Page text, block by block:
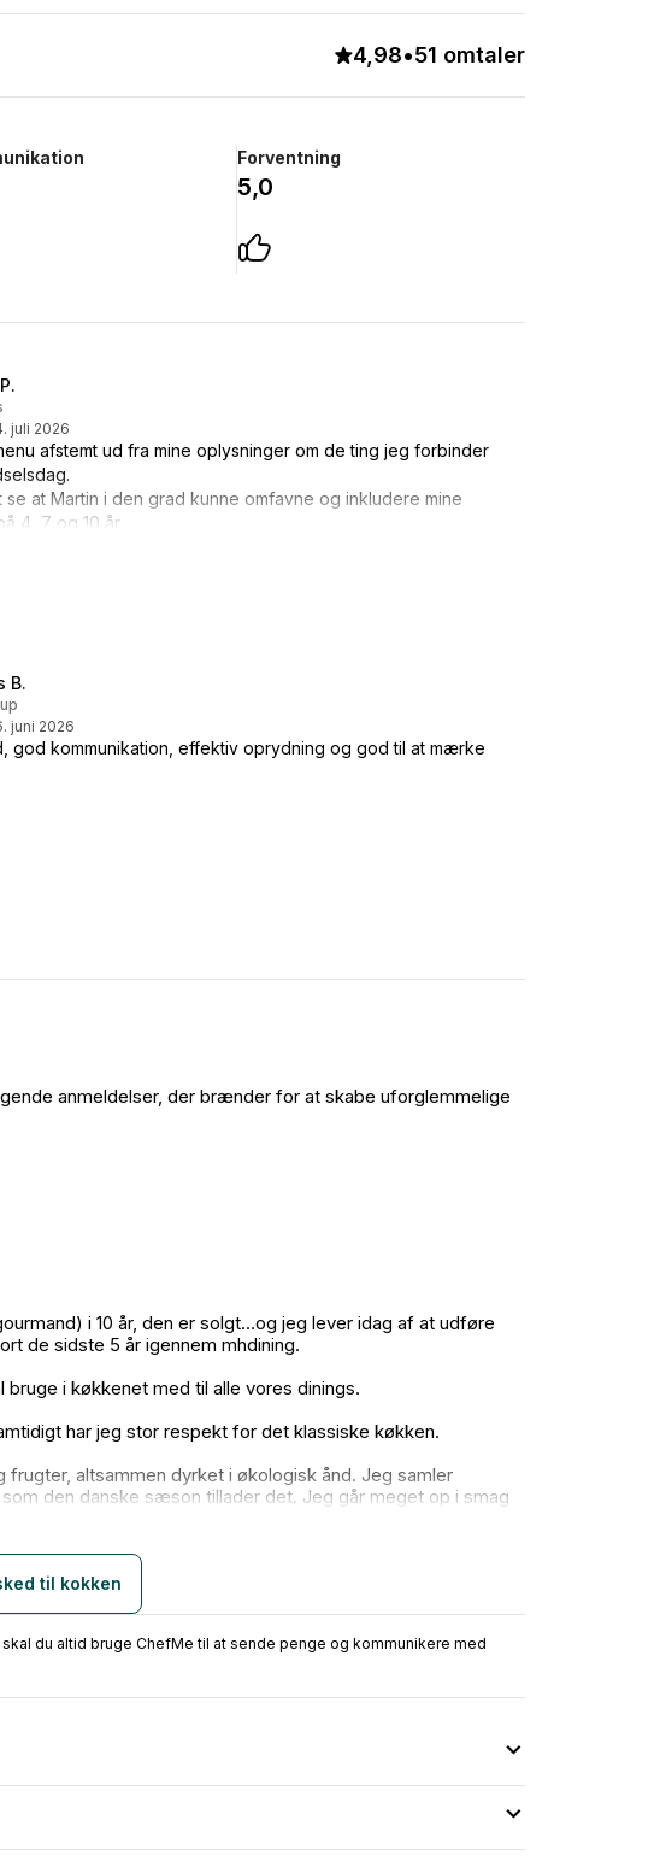
4,98•51 omtaler
Forventning
5,0
juli 2026
afstemt ud fra mine oplysninger om de ting jeg forbinder
se at Martin i den grad kunne omfavne og inkludere mine
4, 7 og 10 år.
B.
juni 2026
god kommunikation, effektiv oprydning og god til at mærke
anmeldelser, der brænder for at skabe uforglemmelige
i 10 år, den er solgt...og jeg lever idag af at udføre
de sidste 5 år igennem mhdining.
i køkkenet med til alle vores dinings.
har jeg stor respekt for det klassiske køkken.
altsammen dyrket i økologisk ånd. Jeg samler
den danske sæson tillader det. Jeg går meget op i smag
mit private dining. Skriv til mig, hvis du har
til kokken
du altid bruge ChefMe til at sende penge og kommunikere med